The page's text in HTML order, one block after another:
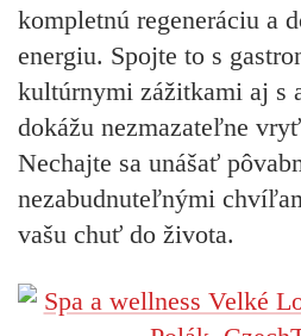
kompletnú regeneráciu a
energiu. Spojte to s
kultúrnymi zážitkami aj s
dokážu nezmazateľne
Nechajte sa unášať
nezabudnuteľnými
vašu chuť do života.